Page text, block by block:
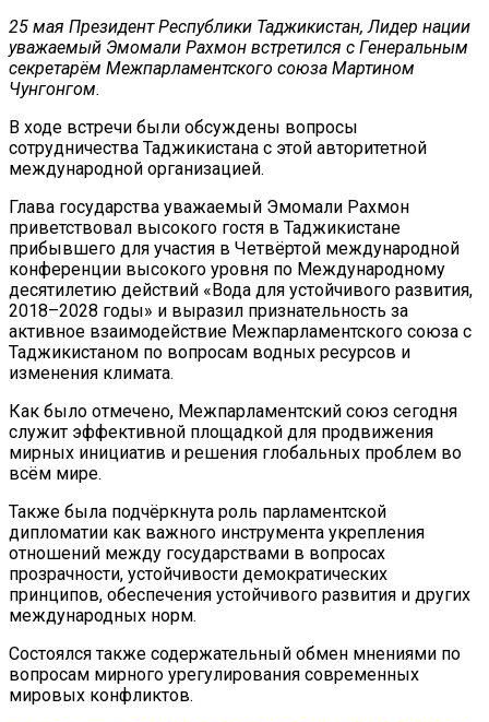
25 мая Президент Республики Таджикистан, Лидер нации
уважаемый Эмомали Рахмон встретился с Генеральным
секретарём Межпарламентского союза Мартином
Чунгонгом.
В ходе встречи были обсуждены вопросы
сотрудничества Таджикистана с этой авторитетной
международной организацией.
Глава государства уважаемый Эмомали Рахмон
приветствовал высокого гостя в Таджикистане
прибывшего для участия в Четвёртой международной
конференции высокого уровня по Международному
десятилетию действий «Вода для устойчивого развития,
2018–2028 годы» и выразил признательность за
активное взаимодействие Межпарламентского союза с
Таджикистаном по вопросам водных ресурсов и
изменения климата.
Как было отмечено, Межпарламентский союз сегодня
служит эффективной площадкой для продвижения
мирных инициатив и решения глобальных проблем во
всём мире.
Также была подчёркнута роль парламентской
дипломатии как важного инструмента укрепления
отношений между государствами в вопросах
прозрачности, устойчивости демократических
принципов, обеспечения устойчивого развития и других
международных норм.
Состоялся также содержательный обмен мнениями по
вопросам мирного урегулирования современных
мировых конфликтов.